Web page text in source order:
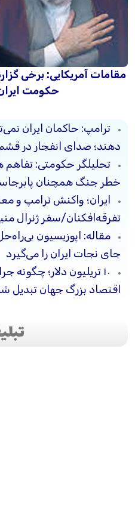
مقامات آمریکایی: برخی
حکومت
ترامپ: حاکمان ایران
دهند؛ صدای انفجار در
تحلیلگر حکومتی: تفاهم
خطر جنگ همچنان
ایران؛ واکنش ترامپ و
تفرقه‌افکنان/سفر ژنرال
مقاله: اپوزیسیون
جای نجات ایران را می‌گیرد
۱۰ تریلیون دلار؛
اقتصاد بزرگ جهان تبدیل